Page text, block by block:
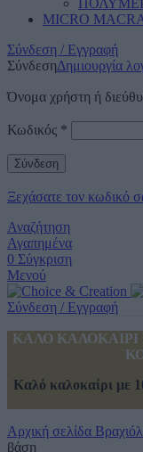
MICRO
Σύνδεση / Εγγραφή
ΣύνδεσηΔημιουργία
Όνομα χρήστη ή
Κωδικός *
Σύνδεση
Ξεχάσατε τον κωδικό
Αναζήτηση
Αγαπημένα
0 Σύγκριση
Μενού
Σύνδεση / Εγγραφή
ΚΑΛΟ
Καλό καλοκαίρι με
Αρχική σελίδα
βάση